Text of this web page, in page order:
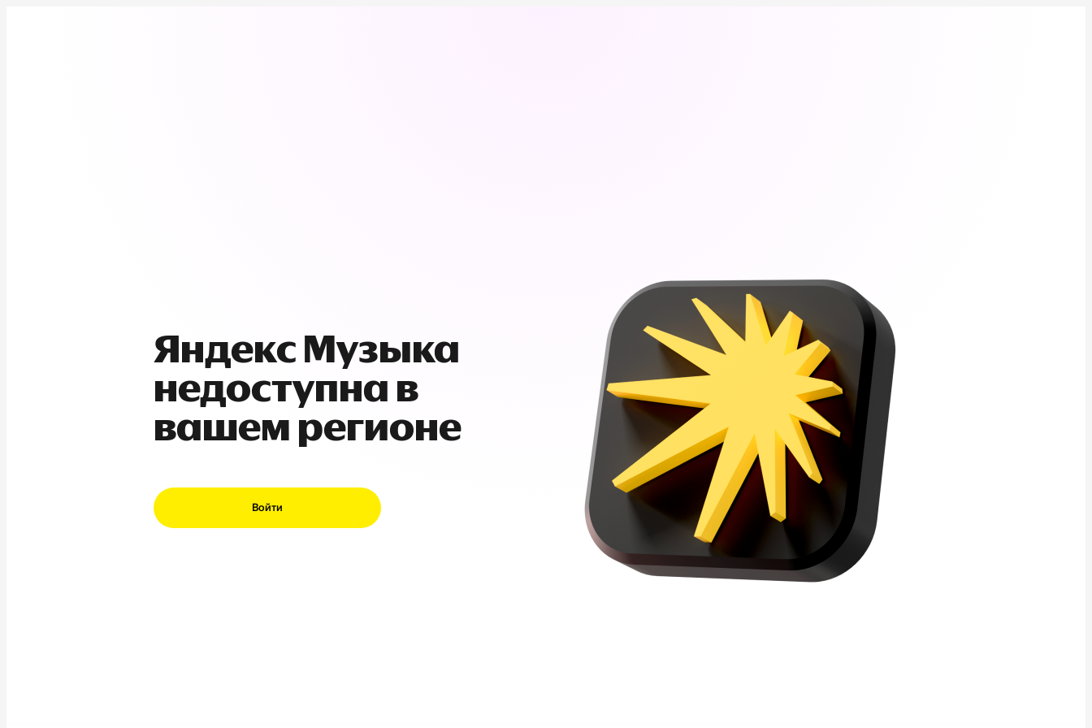
Яндекс Музыка
недоступна в
вашем регионе
Войти